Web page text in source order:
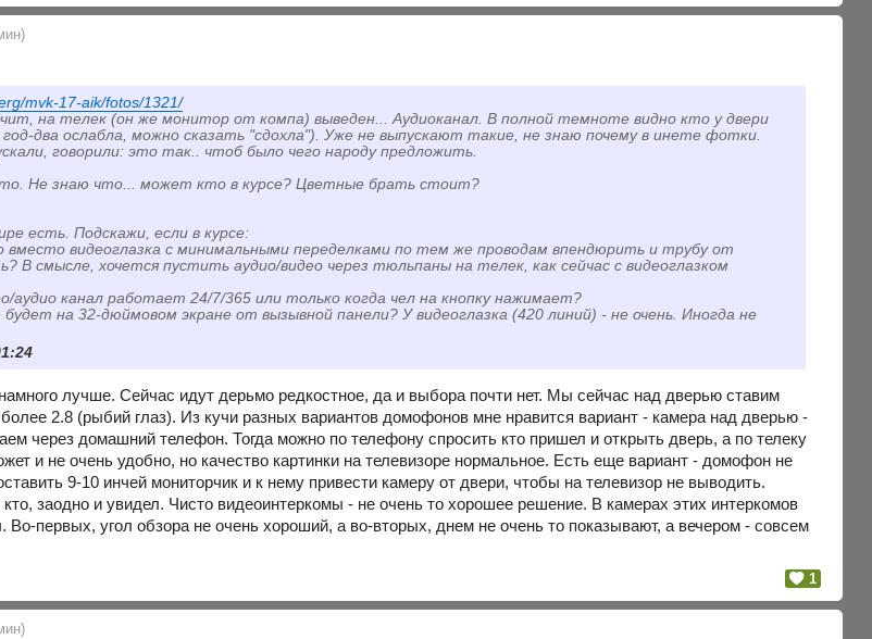
mvk-17-aik/fotos/1321/
на телек (он же монитор от компа) выведен... Аудиоканал. В полной темноте видно кто у двери
два ослабла, можно сказать "сдохла"). Уже не выпускают такие, не знаю почему в инете фотки.
говорили: это так.. чтоб было чего народу предложить.
Не знаю что... может кто в курсе? Цветные брать стоит?
есть. Подскажи, если в курсе:
вместо видеоглазка с минимальными переделками по тем же проводам впендюрить и трубу от
В смысле, хочется пустить аудио/видео через тюльпаны на телек, как сейчас с видеоглазком
аудио канал работает 24/7/365 или только когда чел на кнопку нажимает?
на 32-дюймовом экране от вызывной панели? У видеоглазка (420 линий) - не очень. Иногда не
лучше. Сейчас идут дерьмо редкостное, да и выбора почти нет. Мы сейчас над дверью ставим
2.8 (рыбий глаз). Из кучи разных вариантов домофонов мне нравится вариант - камера над дверью -
через домашний телефон. Тогда можно по телефону спросить кто пришел и открыть дверь, а по телеку
и не очень удобно, но качество картинки на телевизоре нормальное. Есть еще вариант - домофон не
9-10 инчей мониторчик и к нему привести камеру от двери, чтобы на телевизор не выводить.
заодно и увидел. Чисто видеоинтеркомы - не очень то хорошее решение. В камерах этих интеркомов
Во-первых, угол обзора не очень хороший, а во-вторых, днем не очень то показывают, а вечером - совсем
1